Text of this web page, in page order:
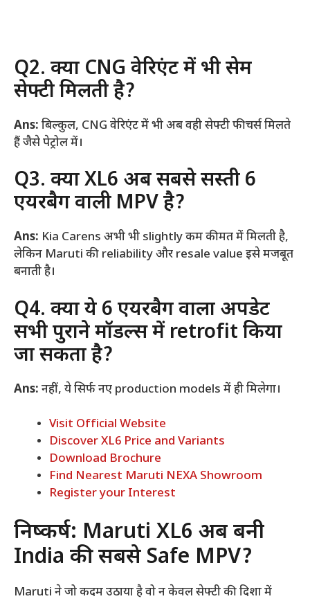
Q2. क्या CNG वेरिएंट में भी सेम
सेफ्टी मिलती है?
Ans: बिल्कुल, CNG वेरिएंट में भी अब वही सेफ्टी फीचर्स मिलते
हैं जैसे पेट्रोल में।
Q3. क्या XL6 अब सबसे सस्ती 6
एयरबैग वाली MPV है?
Ans: Kia Carens अभी भी slightly कम कीमत में मिलती है,
लेकिन Maruti की reliability और resale value इसे मजबूत
बनाती है।
Q4. क्या ये 6 एयरबैग वाला अपडेट
सभी पुराने मॉडल्स में retrofit किया
जा सकता है?
Ans: नहीं, ये सिर्फ नए production models में ही मिलेगा।
Visit Official Website
Discover XL6 Price and Variants
Download Brochure
Find Nearest Maruti NEXA Showroom
Register your Interest
निष्कर्ष: Maruti XL6 अब बनी
India की सबसे Safe MPV?
Maruti ने जो कदम उठाया है वो न केवल सेफ्टी की दिशा में